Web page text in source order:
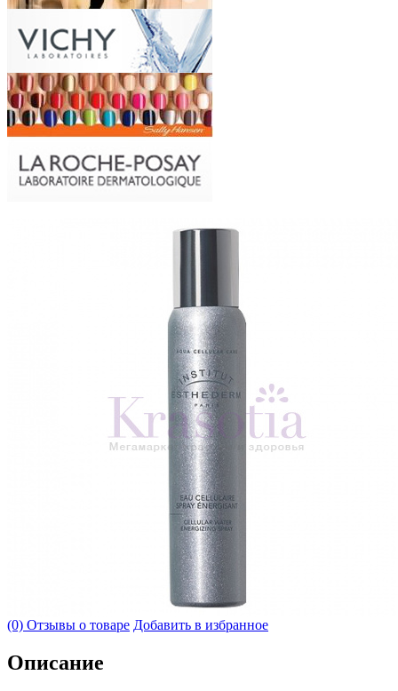
(0) Отзывы о товаре Добавить в избранное
Описание